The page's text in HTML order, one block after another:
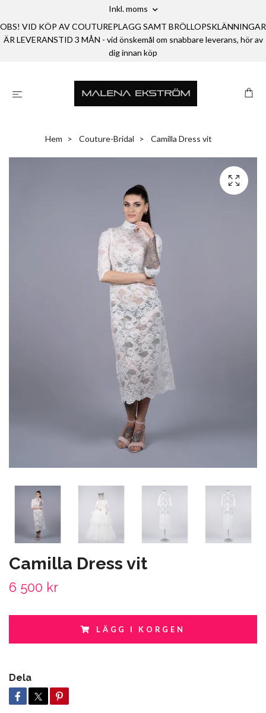
Inkl. moms
OBS! VID KÖP AV COUTUREPLAGG SAMT BRÖLLOPSKLÄNNINGAR
ÄR LEVERANSTID 3 MÅN - vid önskemål om snabbare leverans, hör av
dig innan köp
Hem Couture-Bridal Camilla Dress vit
Camilla Dress vit
6 500 kr
LÄGG I KORGEN
Dela